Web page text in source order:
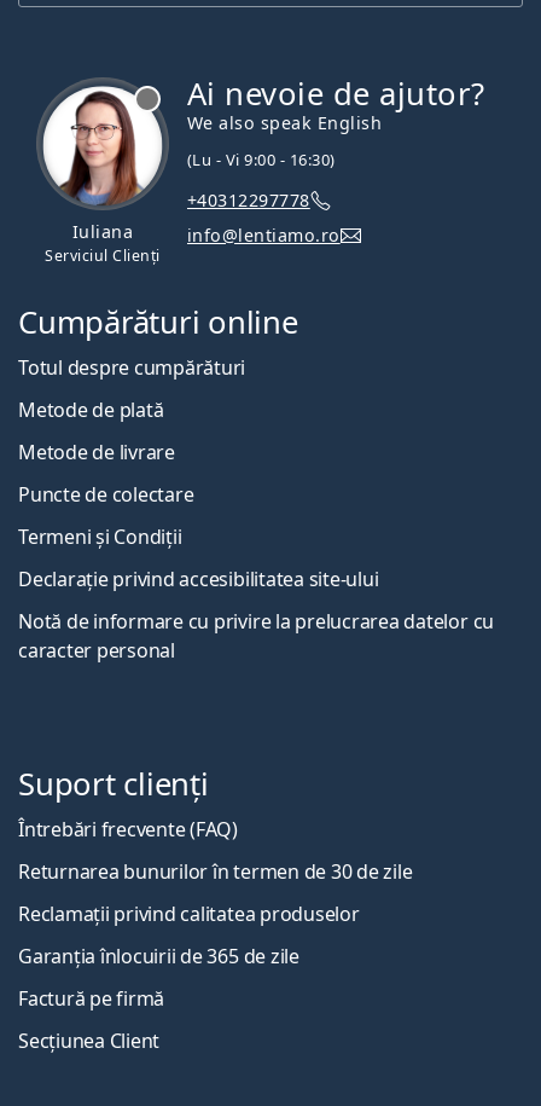
Iuliana
Serviciul Clienți
Ai nevoie de ajutor?
We also speak English
(Lu - Vi 9:00 - 16:30)
+40312297778
info@lentiamo.ro
Cumpărături online
Totul despre cumpărături
Metode de plată
Metode de livrare
Puncte de colectare
Termeni și Condiții
Declarație privind accesibilitatea site-ului
Notă de informare cu privire la prelucrarea datelor cu
caracter personal
Suport clienți
Întrebări frecvente (FAQ)
Returnarea bunurilor în termen de 30 de zile
Reclamații privind calitatea produselor
Garanția înlocuirii de 365 de zile
Factură pe firmă
Secțiunea Client